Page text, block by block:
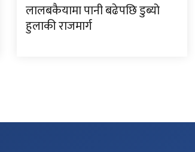
लालबकैयामा पानी बढेपछि डुब्यो
हुलाकी राजमार्ग